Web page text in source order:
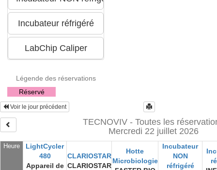
Légende des réservations
Réservé
Voir le jour précédent
TECNOVIV - Toutes les
Mercredi 22 juillet 2026
Heure
LightCycler
480
Appareil de
CLARIOSTAR
CLARIOSTAR
Hotte
Microbiologie
Incubateur
NON
réfrigéré